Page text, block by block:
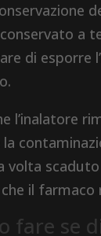
conservato
di esporre
l’inalatore
la
volta
il
fare se